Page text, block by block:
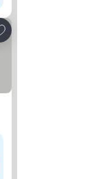
aos favoritos